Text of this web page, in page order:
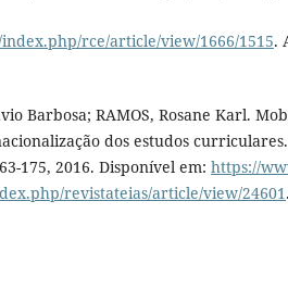
rce/article/view/1666/1515.
Barbosa; RAMOS, Rosane Karl.
dos estudos
175, 2016. Disponível em: https://
revistateias/article/view/24601